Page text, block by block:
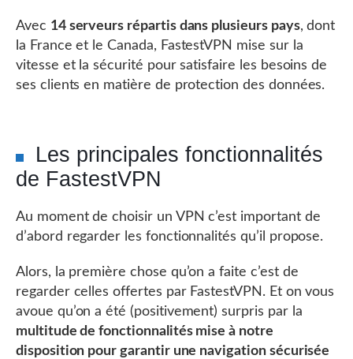
Avec 14 serveurs répartis dans plusieurs pays, dont
la France et le Canada, FastestVPN mise sur la
vitesse et la sécurité pour satisfaire les besoins de
ses clients en matière de protection des données.
Les principales fonctionnalités
de FastestVPN
Au moment de choisir un VPN c’est important de
d’abord regarder les fonctionnalités qu’il propose.
Alors, la première chose qu’on a faite c’est de
regarder celles offertes par FastestVPN. Et on vous
avoue qu’on a été (positivement) surpris par la
multitude de fonctionnalités mise à notre
disposition pour garantir une navigation sécurisée